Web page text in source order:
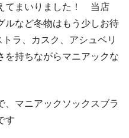
てまいりました！ 当店
ルなど冬物はもう少しお待
ラ、カスク、アシュベリ
を持ちながらマニアックな
、マニアックソックスブラ
す